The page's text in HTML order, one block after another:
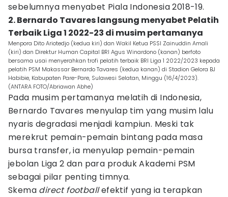
sebelumnya menyabet Piala Indonesia 2018-19.
2. Bernardo Tavares langsung menyabet Pelatih
Terbaik Liga 1 2022-23 di musim pertamanya
Menpora Dito Ariotedjo (kedua kiri) dan Wakil Ketua PSSI Zainuddin Amali
(kiri) dan Direktur Human Capital BRI Agus Winardono (kanan) berfoto
bersama usai menyerahkan trofi pelatih terbaik BRI Liga 1 2022/2023 kepada
pelatih PSM Makassar Bernardo Tavares (kedua kanan) di Stadion Gelora BJ
Habibie, Kabupaten Pare-Pare, Sulawesi Selatan, Minggu (16/4/2023).
(ANTARA FOTO/Abriawan Abhe)
Pada musim pertamanya melatih di Indonesia,
Bernardo Tavares menyulap tim yang musim lalu
nyaris degradasi menjadi kampiun. Meski tak
merekrut pemain-pemain bintang pada masa
bursa transfer, ia menyulap pemain-pemain
jebolan Liga 2 dan para produk Akademi PSM
sebagai pilar penting timnya.
Skema direct footballefektif yang ia terapkan